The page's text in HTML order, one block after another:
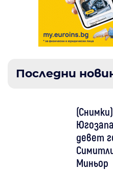
Последни
девет
Миньор